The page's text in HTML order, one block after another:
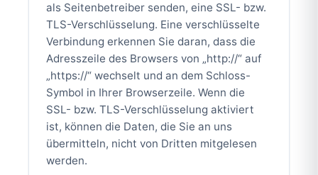
als Seitenbetreiber senden, eine SSL- bzw.
TLS-Verschlüsselung. Eine verschlüsselte
Verbindung erkennen Sie daran, dass die
Adresszeile des Browsers von „http://“ auf
„https://“ wechselt und an dem Schloss-
Symbol in Ihrer Browserzeile. Wenn die
SSL- bzw. TLS-Verschlüsselung aktiviert
ist, können die Daten, die Sie an uns
übermitteln, nicht von Dritten mitgelesen
werden.